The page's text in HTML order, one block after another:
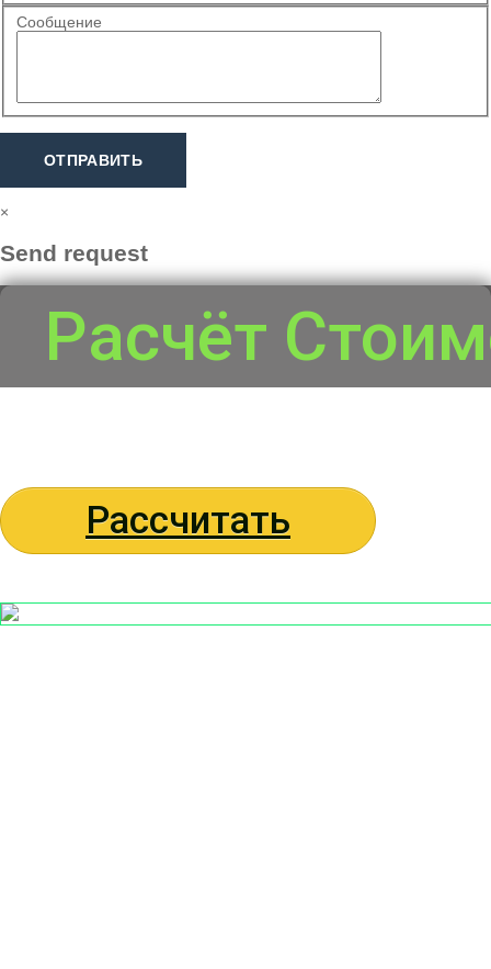
Сообщение
ОТПРАВИТЬ
×
Send request
Расчёт
Рассчитать